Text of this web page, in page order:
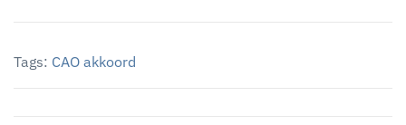
Tags: CAO akkoord